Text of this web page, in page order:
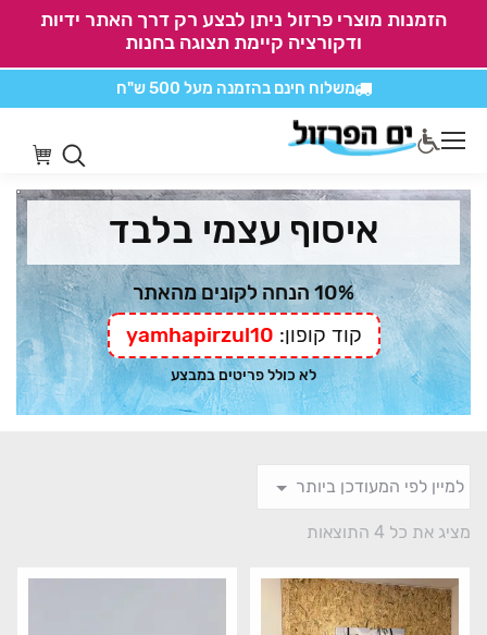
הזמנות מוצרי פרזול ניתן לבצע רק דרך האתר ידיות
ודקורציה קיימת תצוגה בחנות
משלוח חינם בהזמנה מעל 500 ש"ח
איסוף עצמי בלבד
10% הנחה לקונים מהאתר
קוד קופון: yamhapirzul10
לא כולל פריטים במבצע
מציג את כל 4 התוצאות